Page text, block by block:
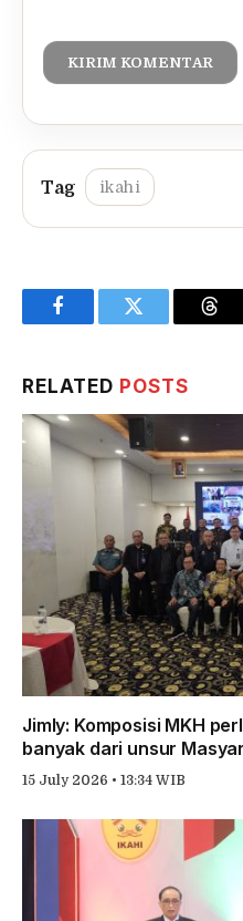
ikahi
FacebookTwitter
RELATED POSTS
Jimly: Komposisi MKH
banyak dari unsur
15 July 2026 • 13:34 WIB